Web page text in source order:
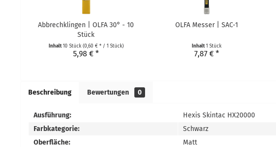
Abbrechklingen | OLFA 30° - 10
Stück
Inhalt10 Stück (0,60 € * / 1 Stück)
5,98 € *
OLFA Messer | SAC-1
Inhalt1 Stück
7,87 € *
Beschreibung Bewertungen 0
Ausführung:
Hexis Skintac HX20000
Farbkategorie:
Schwarz
Oberfläche:
Matt